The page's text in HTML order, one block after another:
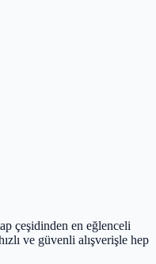
çeşidinden en eğlenceli
ve güvenli alışverişle hep